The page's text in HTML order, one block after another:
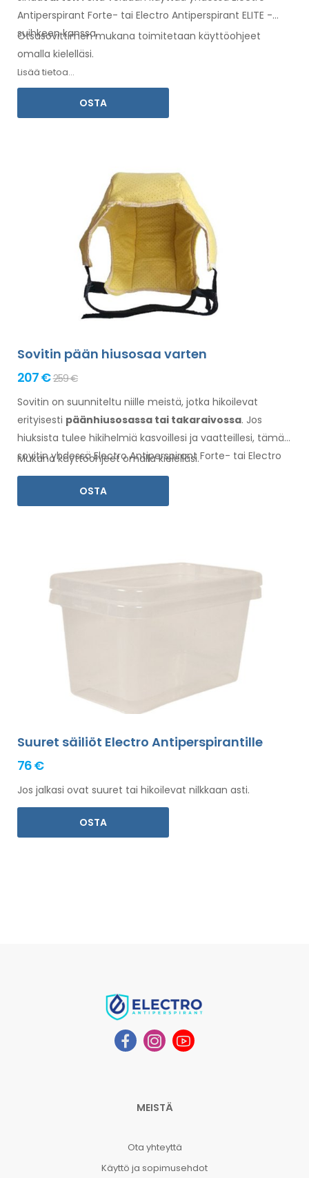
Antiperspirant Forte- tai Electro Antiperspirant ELITE -
suihkeen kanssa.
Otsasovittimenmukana toimitetaan käyttöohjeet
omalla kielelläsi.
Lisää tietoa...
OSTA
Sovitin pään hiusosaa varten
207 €259 €
Sovitin on suunniteltu niille meistä, jotka hikoilevat
erityisesti päänhiusosassa tai takaraivossa. Jos
hiuksista tulee hikihelmiä kasvoillesi ja vaatteillesi, tämä
sovitin yhdessä Electro Antiperspirant Forte- tai Electro
Antiperspirant ELITE -valmisteen kanssa on sinua varten.
Mukana käyttöohjeet omalla kielelläsi.
OSTA
Suuret säiliöt Electro Antiperspirantille
76 €
Jos jalkasi ovat suuret tai hikoilevat nilkkaan asti.
OSTA
MEISTÄ
Ota yhteyttä
Käyttö ja sopimusehdot